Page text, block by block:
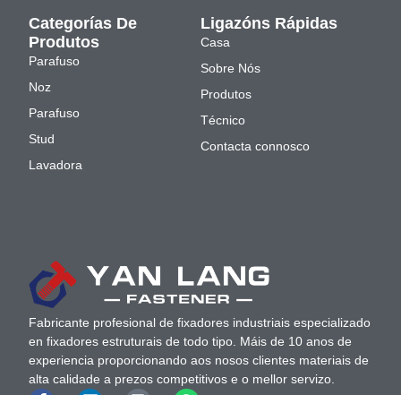
Fabricante profesional de fixadores industriais especializado
en fixadores estruturais de todo tipo. Máis de 10 anos de
experiencia proporcionando aos nosos clientes materiais de
alta calidade a prezos competitivos e o mellor servizo.
Categorías De
Produtos
Parafuso
Noz
Parafuso
Stud
Lavadora
Ligazóns Rápidas
Casa
Sobre Nós
Produtos
Técnico
Contacta connosco